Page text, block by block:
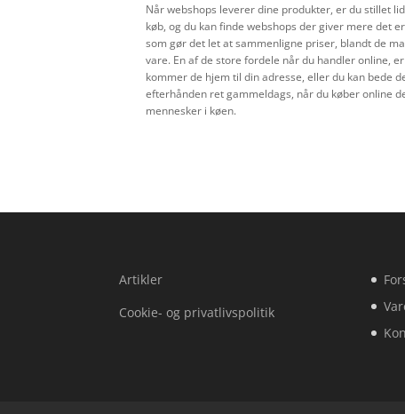
Når webshops leverer dine produkter, er du stillet
køb, og du kan finde webshops der giver mere det
som gør det let at sammenligne priser, blandt de
vare. En af de store fordele når du handler online,
kommer de hjem til din adresse, eller du kan bede
efterhånden ret gammeldags, når du køber online
mennesker i køen.
Artikler
Cookie- og privatlivspolitik